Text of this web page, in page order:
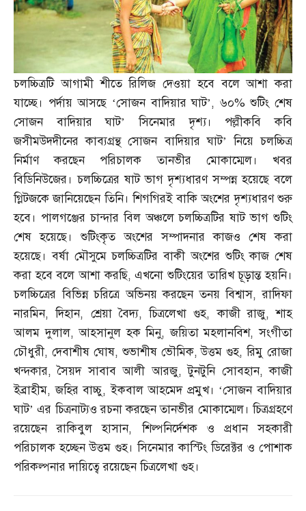
চলচ্চিত্রটি আগামী শীতে রিলিজ দেওয়া হবে বলে আশা করা
যাচ্ছে। পর্দায় আসছে ‘সোজন বাদিয়ার ঘাট’, ৬০%শুটিং শেষ
সোজন বাদিয়ার ঘাট’ সিনেমার দৃশ্য। পল্লীকবি কবি
জসীমউদদীনের কাব্যগ্রন্থ সোজন বাদিয়ার ঘাট’ নিয়ে চলচ্চিত্র
নির্মাণ করছেন পরিচালক তানভীর মোকাম্মেল। খবর
বিডিনিউজের। চলচ্চিত্রের ষাট ভাগ দৃশ্যধারণ সম্পন্ন হয়েছে বলে
গ্লিটজকে জানিয়েছেন তিনি। শিগগিরই বাকি অংশের দৃশ্যধারণ শুরু
হবে। পালগঞ্জের চান্দার বিল অঞ্চলে চলচ্চিত্রটির ষাট ভাগ শুটিং
শেষ হয়েছে। শুটিংকৃত অংশের সম্পাদনার কাজও শেষ করা
হয়েছে। বর্ষা মৌসুমে চলচ্চিত্রটির বাকী অংশের শুটিং কাজ শেষ
করা হবে বলে আশা করছি,এখনো শুটিংয়ের তারিখ চূড়ান্ত হয়নি।
চলচ্চিত্রের বিভিন্ন চরিত্রে অভিনয় করছেন তনয় বিশ্বাস,রাদিফা
নারমিন,দিহান, শ্রেয়া বৈদ্য,চিত্রলেখা গুহ,কাজী রাজু,শাহ
আলম দুলাল,আহসানুল হক মিনু,জয়িতা মহলানবিশ,সংগীতা
চৌধুরী, দেবাশীষ ঘোষ, শুভাশীষ ভৌমিক,উত্তম গুহ,রিমু রোজা
খন্দকার,সৈয়দ সাবাব আলী আরজু,টুনটুনি সোবহান,কাজী
ইব্রাহীম,জহির বাচ্চু,ইকবাল আহমেদ প্রমুখ। ‘সোজন বাদিয়ার
ঘাট’ এর চিত্রনাট্যও রচনা করছেন তানভীর মোকাম্মেল। চিত্রগ্রহণে
রয়েছেন রাকিবুল হাসান,শিল্পনির্দেশক ও প্রধান সহকারী
পরিচালক হচ্ছেন উত্তম গুহ। সিনেমার কাস্টিং ডিরেক্টর ও পোশাক
পরিকল্পনার দায়িত্বে রয়েছেন চিত্রলেখা গুহ।